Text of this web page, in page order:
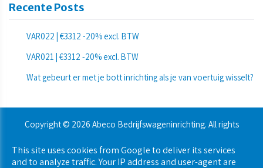
Recente Posts
VAR022 | €3312 -20% excl. BTW
VAR021 | €3312 -20% excl. BTW
Wat gebeurt er met je bott inrichting als je van voertuig wisselt?
Copyright © 2026 Abeco Bedrijfswageninrichting. All rights
Privacy & Cookies|UP-TO-DATE WebDesign
This site uses cookies from Google to deliver its services
and to analyze traffic. Your IP address and user-agent are